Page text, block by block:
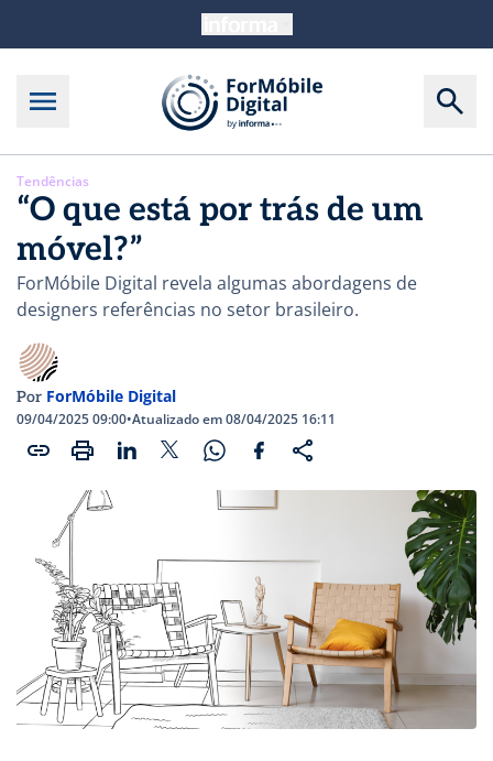
Tendências
“O que está por trás de um
móvel?”
ForMóbile Digital revela algumas abordagens de
designers referências no setor brasileiro.
Por ForMóbile Digital
09/04/2025 09:00•Atualizado em 08/04/2025 16:11